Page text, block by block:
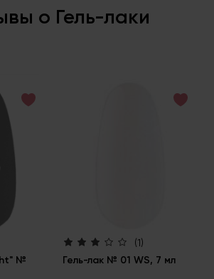
о Гель-лаки
№
(1)
Гель-лак № 01 WS, 7 мл